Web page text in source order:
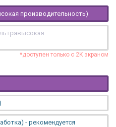
производительность)
*доступен только с 2K экраном
- рекомендуется